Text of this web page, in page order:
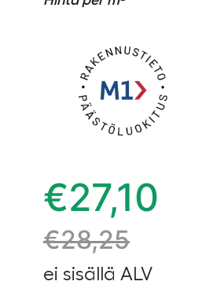
€27,10
€28,25
ei sisällä ALV